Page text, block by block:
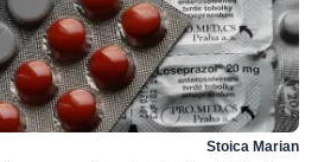
Stoica Marian